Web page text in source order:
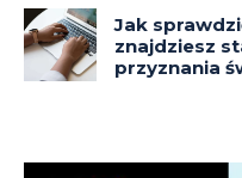
Jak
znajdziesz
przyznania